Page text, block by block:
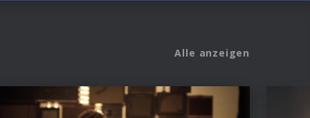
Alle anzeigen